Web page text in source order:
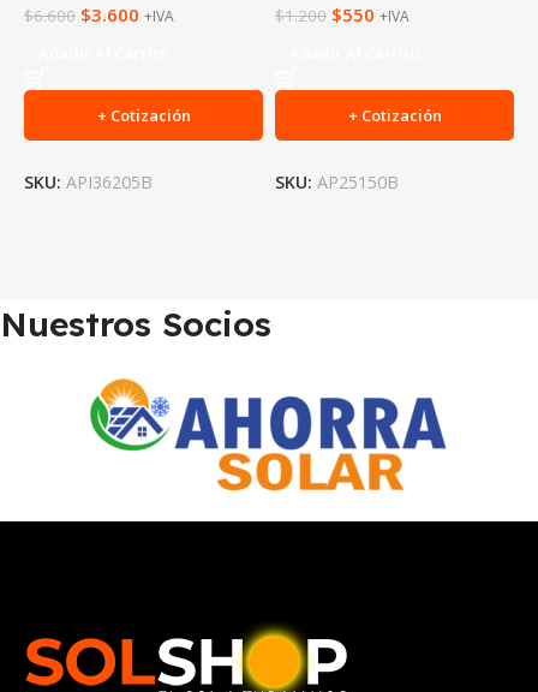
$6.600 $3.600 +IVA
+ Cotización
SKU: API36205B
$1.200 $550 +IVA
+ Cotización
SKU: AP25150B
Nuestros Socios